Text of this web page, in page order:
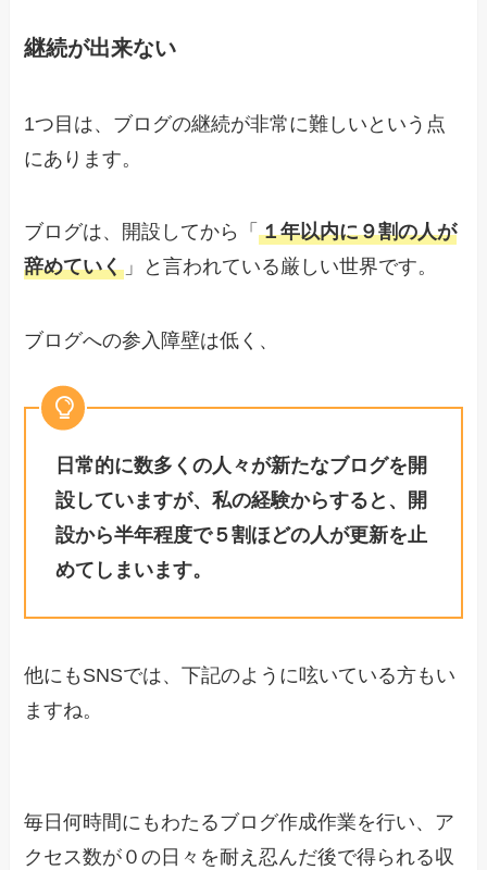
継続が出来ない
1つ目は、ブログの継続が非常に難しいという点
にあります。
ブログは、開設してから「１年以内に９割の人が
辞めていく 」と言われている厳しい世界です。
ブログへの参入障壁は低く、
日常的に数多くの人々が新たなブログを開
設していますが、私の経験からすると、開
設から半年程度で５割ほどの人が更新を止
めてしまいます。
他にもSNSでは、下記のように呟いている方もい
ますね。
毎日何時間にもわたるブログ作成作業を行い、ア
クセス数が０の日々を耐え忍んだ後で得られる収